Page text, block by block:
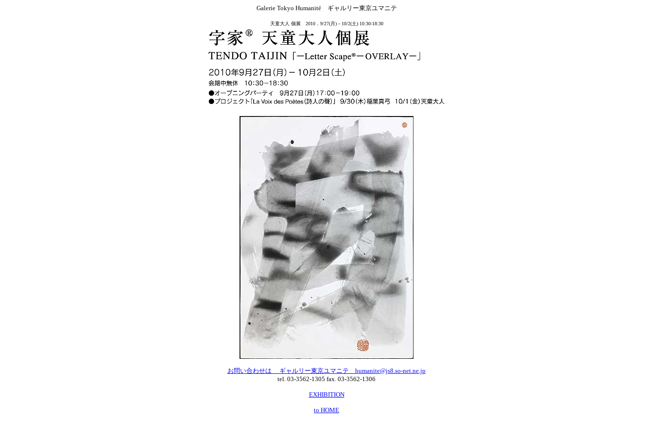
Galerie Tokyo Humanité ギャルリー東京ユマニテ
天童大人 個展 2010．9/27(月)－10/2(土) 10:30-18:30
お問い合わせは ギャルリー東京ユマニテ humanite@js8.so-net.ne.jp
tel. 03-3562-1305 fax. 03-3562-1306
EXHIBITION
to HOME